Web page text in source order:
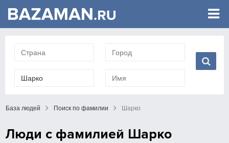
База людей Поиск по фамилии Шарко
Люди с фамилией Шарко